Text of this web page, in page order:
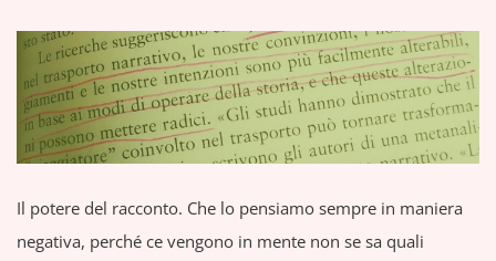
Il potere del racconto. Che lo pensiamo sempre in maniera
negativa, perché ce vengono in mente non se sa quali